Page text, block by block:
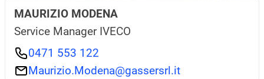
MAURIZIO MODENA
Service Manager IVECO
0471 553 122
Maurizio.Modena@gassersrl.it